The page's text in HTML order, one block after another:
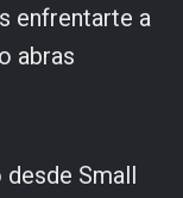
enfrentarte a
abras
desde Small